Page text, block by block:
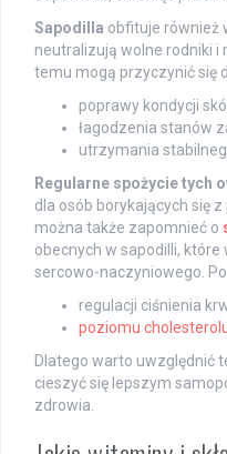
Sapodilla obfituje również
neutralizują wolne rodniki i
temu mogą przyczynić się
poprawy kondycji
łagodzenia stanów
utrzymania
Regularne spożycie tych
dla osób borykających się
można także zapomnieć o
obecnych w sapodilli, które
sercowo-naczyniowego.
regulacji ciśnienia
poziomu
Dlatego warto uwzględnić
cieszyć się lepszym
zdrowia.